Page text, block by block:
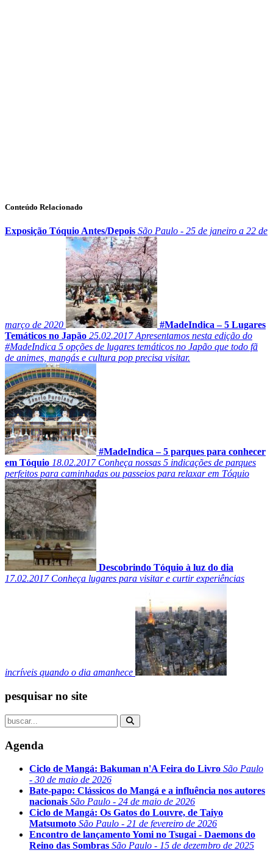
Conteúdo Relacionado
Exposição Tóquio Antes/Depois São Paulo - 25 de janeiro a 22 de
março de 2020
#MadeIndica – 5 Lugares
Temáticos no Japão 25.02.2017Apresentamos nesta edição do
#MadeIndica 5 opções de lugares temáticos no Japão que todo fã
de animes, mangás e cultura pop precisa visitar.
#MadeIndica – 5 parques para conhecer
em Tóquio 18.02.2017Conheça nossas 5 indicações de parques
perfeitos para caminhadas ou passeios para relaxar em Tóquio
Descobrindo Tóquio à luz do dia
17.02.2017Conheça lugares para visitar e curtir experiências
incríveis quando o dia amanhece
pesquisar no site
Agenda
Ciclo de Mangá: Bakuman n'A Feira do Livro São Paulo
- 30 de maio de 2026
Bate-papo: Clássicos do Mangá e a influência nos autores
nacionais São Paulo - 24 de maio de 2026
Ciclo de Mangá: Os Gatos do Louvre, de Taiyo
Matsumoto São Paulo - 21 de fevereiro de 2026
Encontro de lançamento Yomi no Tsugai - Daemons do
Reino das Sombras São Paulo - 15 de dezembro de 2025